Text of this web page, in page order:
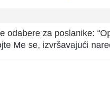
za poslanike:
Me se, izvršavajući